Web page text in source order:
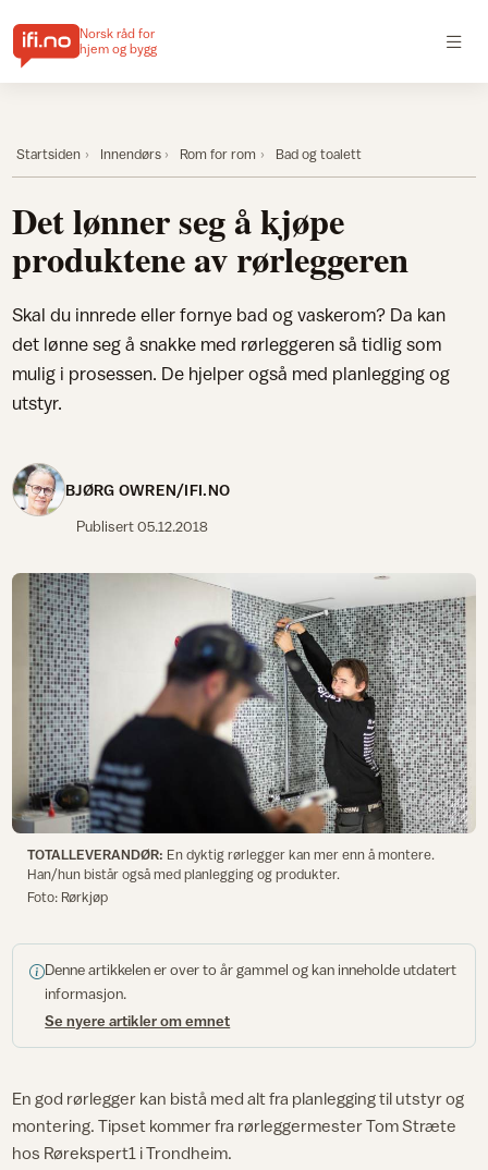
Norsk råd for
hjem og bygg
Startsiden Innendørs Rom for rom Bad og toalett
Det lønner seg å kjøpe
produktene av rørleggeren
Skal du innrede eller fornye bad og vaskerom? Da kan
det lønne seg å snakke med rørleggeren så tidlig som
mulig i prosessen. De hjelper også med planlegging og
utstyr.
BJØRG OWREN/IFI.NO
Publisert05.12.2018
TOTALLEVERANDØR: En dyktig rørlegger kan mer enn å montere.
Han/hun bistår også med planlegging og produkter.
Foto: Rørkjøp
Denne artikkelen er over to år gammel og kan inneholde utdatert
informasjon.
Se nyere artikler om emnet
En god rørlegger kan bistå med alt fra planlegging til utstyr og
montering. Tipset kommer fra rørleggermester Tom Stræte
hos Rørekspert1 i Trondheim.